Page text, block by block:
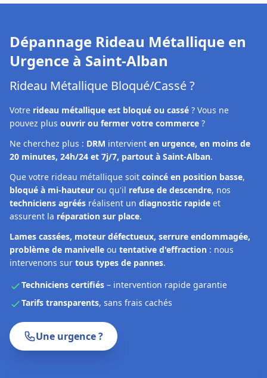
Dépannage Rideau Métallique en
Urgence à Saint-Alban
Rideau Métallique Bloqué/Cassé ?
Votre rideau métallique est bloqué ou cassé ? Vous ne
pouvez plus ouvrir ou fermer votre commerce ?
Ne cherchez plus : DRM intervient en urgence, en moins de
20 minutes, 24h/24 et 7j/7, partout à Saint-Alban.
Que votre rideau métallique soit coincé en position basse,
bloqué à mi-hauteur ou qu'il refuse de descendre, nos
techniciens agréés réalisent un diagnostic rapide et
assurent la réparation sur place.
Lames cassées, moteur défectueux, serrure endommagée,
problème de manivelle ou tentative d'effraction : nous
intervenons sur tous types de pannes.
Techniciens certifiés – intervention rapide garantie
Tarifs transparents, sans frais cachés
Une urgence ?